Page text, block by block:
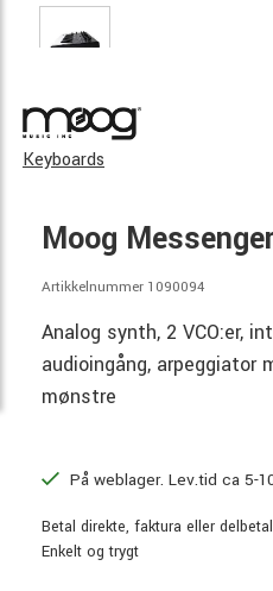
Keyboards
Moog Messenger
Artikkelnummer 1090094
Analog synth, 2 VCO:er,
audioingång, arpeggiator
mønstre
På weblager. Lev.tid ca 5-
Betal direkte, faktura eller
Enkelt og trygt